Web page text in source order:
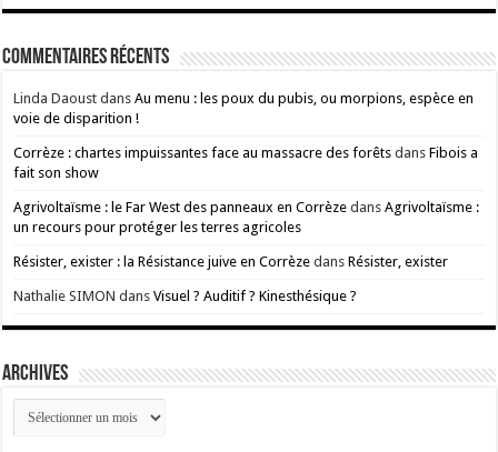
Commentaires récents
Linda Daoust dansAu menu : les poux du pubis, ou morpions, espèce en
voie de disparition !
Corrèze : chartes impuissantes face au massacre des forêts dansFibois a
fait son show
Agrivoltaïsme : le Far West des panneaux en Corrèze dansAgrivoltaïsme :
un recours pour protéger les terres agricoles
Résister, exister : la Résistance juive en Corrèze dansRésister, exister
Nathalie SIMON dansVisuel ? Auditif ? Kinesthésique ?
ARCHIVES
ARCHIVES